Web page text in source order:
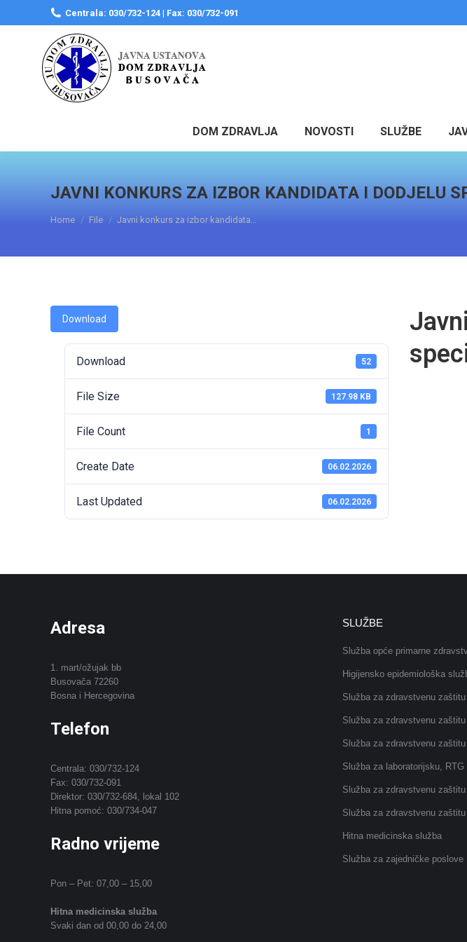
Centrala: 030/732-124 | Fax: 030/732-091
DOM ZDRAVLJA NOVOSTI SLUŽBE
JAVNI KONKURS ZA IZBOR KANDIDATA I DODJELU
You are here:
Home File Javni konkurs za izbor kandidata…
Download
Download 52
File Size 127.98 KB
File Count 1
Create Date 06.02.2026
Last Updated 06.02.2026
Adresa
1. mart/ožujak bb
Busovača 72260
Bosna i Hercegovina
Telefon
Centrala: 030/732-124
Fax: 030/732-091
Direktor: 030/732-684, lokal 102
Hitna pomoć: 030/734-047
Radno vrijeme
Pon – Pet: 07,00 – 15,00
Hitna medicinska služba
Svaki dan od 00,00 do 24,00
SLUŽBE
Služba opće primarne
Higijensko epidemiološka
Služba za zdravstvenu
Služba za zdravstvenu
Služba za zdravstvenu
Služba za laboratorijsku,
Služba za zdravstvenu
Služba za zdravstvenu
Hitna medicinska služba
Služba za zajedničke poslove